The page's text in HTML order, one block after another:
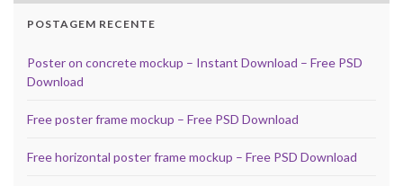
POSTAGEM RECENTE
Poster on concrete mockup – Instant Download – Free PSD
Download
Free poster frame mockup – Free PSD Download
Free horizontal poster frame mockup – Free PSD Download